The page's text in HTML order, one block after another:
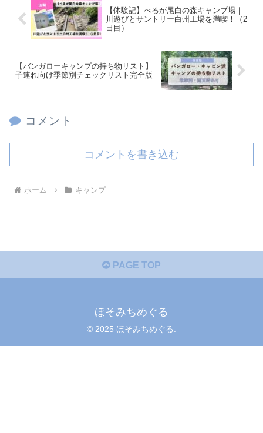
【体験記】べるが尾白の森キャンプ場｜
川遊びとサントリー白州工場を満喫！（2
日目）
【バンガローキャンプの持ち物リスト】
子連れ向け季節別チェックリスト完全版
コメント
コメントを書き込む
ホーム キャンプ
PAGE TOP
ほそみちめぐる
© 2025 ほそみちめぐる.